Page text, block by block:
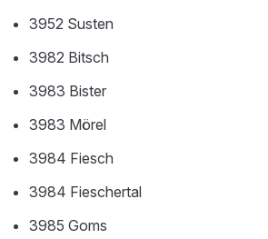
3952 Susten
3982 Bitsch
3983 Bister
3983 Mörel
3984 Fiesch
3984 Fieschertal
3985 Goms